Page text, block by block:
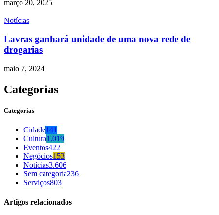
março 20, 2025
Notícias
Lavras ganhará unidade de uma nova rede de
drogarias
maio 7, 2024
Categorias
Categorias
Cidade141
Cultura1.019
Eventos422
Negócios153
Notícias3.606
Sem categoria236
Serviços803
Artigos relacionados